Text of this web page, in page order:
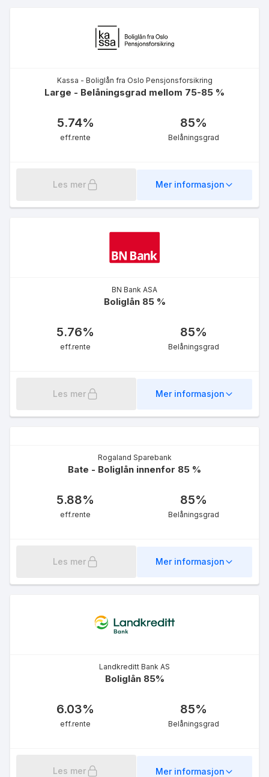
5.09%
eff.rente
LOfavør Boliglån 75 %
5.41%
Kassa - Boliglån fra Oslo Pensjonsforsikring
Large - Belåningsgrad mellom 75-85 %
5.74%
eff.rente
85%
Belåningsgrad
Les mer Mer informasjon
BN Bank ASA
Boliglån 85 %
5.76%
eff.rente
85%
Belåningsgrad
Les mer Mer informasjon
Rogaland Sparebank
Bate - Boliglån innenfor 85 %
5.88%
eff.rente
85%
Belåningsgrad
Les mer Mer informasjon
Landkreditt Bank AS
Boliglån 85%
6.03%
eff.rente
85%
Belåningsgrad
Les mer Mer informasjon